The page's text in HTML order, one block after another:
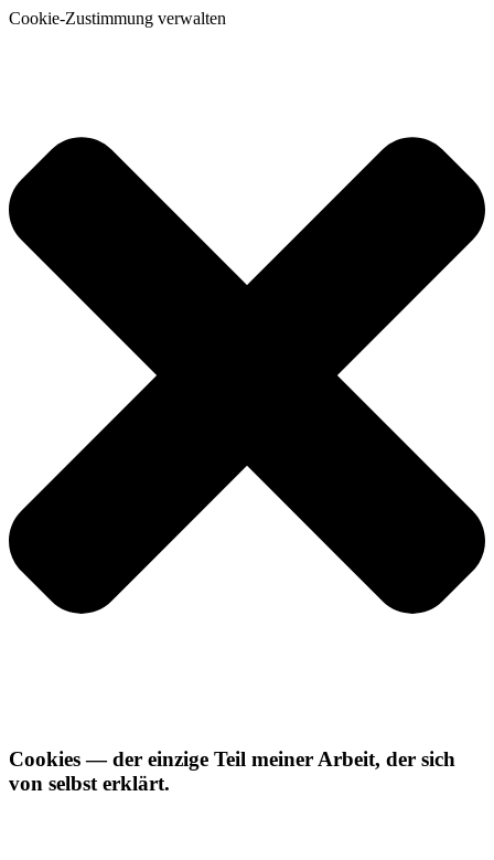
Cookie-Zustimmung verwalten
Cookies — der einzige Teil meiner Arbeit, der sich
von selbst erklärt.